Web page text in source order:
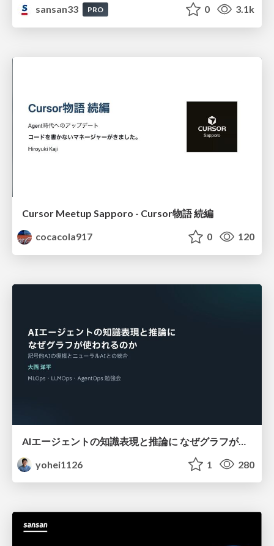
sansan33 PRO 0 3.1k
Cursor Meetup Sapporo - Cursor物語 続編
cocacola917
0 120
AIエージェントの知識表現と推論に なぜグラフが使われるのか - 記号的AIの復権とニューラルAIとの統合
yohei1126
1 280